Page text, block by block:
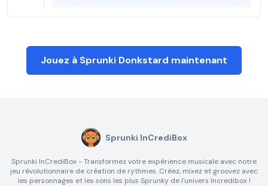
Jouez à Sprunki Donkstard maintenant
Sprunki InCrediBox
Sprunki InCrediBox - Transformez votre expérience musicale avec notre
jeu révolutionnaire de création de rythmes. Créez, mixez et groovez avec
les personnages et les sons les plus Sprunky de l'univers Incredibox !